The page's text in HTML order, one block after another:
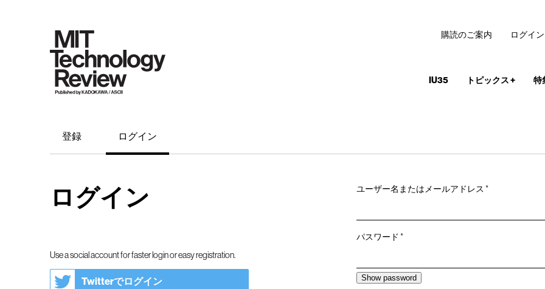
IU35 トピックス+ 特
購読のご案内 ログイン
登録 ログイン
ログイン
Use a social account for faster login or easy registration.
Twitterでログイン
ユーザー名またはメールアドレス*必
パスワード*必